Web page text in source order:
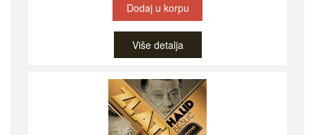
Dodaj u korpu
Više detalja